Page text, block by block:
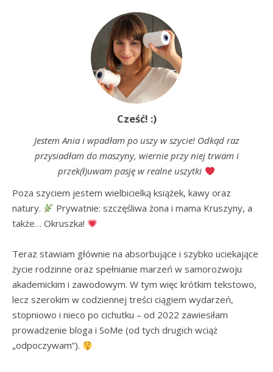
Cześć! :)
Jestem Ania i wpadłam po uszy w szycie! Odkąd raz
przysiadłam do maszyny, wiernie przy niej trwam i
przek(ł)uwam pasję w realne uszytki
Poza szyciem jestem wielbicielką książek, kawy oraz
natury.
Prywatnie: szczęśliwa żona i mama Kruszyny, a
także… Okruszka!
Teraz stawiam głównie na absorbujące i szybko uciekające
życie rodzinne oraz spełnianie marzeń w samorozwoju
akademickim i zawodowym. W tym więc krótkim tekstowo,
lecz szerokim w codziennej treści ciągiem wydarzeń,
stopniowo i nieco po cichutku – od 2022 zawiesiłam
prowadzenie bloga i SoMe (od tych drugich wciąż
„odpoczywam”).